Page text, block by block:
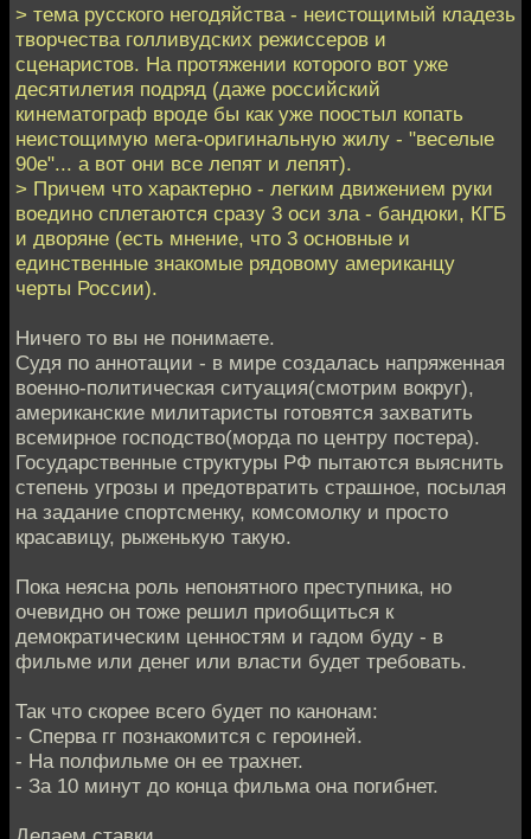
> тема русского негодяйства - неистощимый кладезь
творчества голливудских режиссеров и
сценаристов. На протяжении которого вот уже
десятилетия подряд (даже российский
кинематограф вроде бы как уже поостыл копать
неистощимую мега-оригинальную жилу - "веселые
90е"... а вот они все лепят и лепят).
> Причем что характерно - легким движением руки
воедино сплетаются сразу 3 оси зла - бандюки, КГБ
и дворяне (есть мнение, что 3 основные и
единственные знакомые рядовому американцу
черты России).
Ничего то вы не понимаете.
Судя по аннотации - в мире создалась напряженная
военно-политическая ситуация(смотрим вокруг),
американские милитаристы готовятся захватить
всемирное господство(морда по центру постера).
Государственные структуры РФ пытаются выяснить
степень угрозы и предотвратить страшное, посылая
на задание спортсменку, комсомолку и просто
красавицу, рыженькую такую.
Пока неясна роль непонятного преступника, но
очевидно он тоже решил приобщиться к
демократическим ценностям и гадом буду - в
фильме или денег или власти будет требовать.
Так что скорее всего будет по канонам:
- Сперва гг познакомится с героиней.
- На полфильме он ее трахнет.
- За 10 минут до конца фильма она погибнет.